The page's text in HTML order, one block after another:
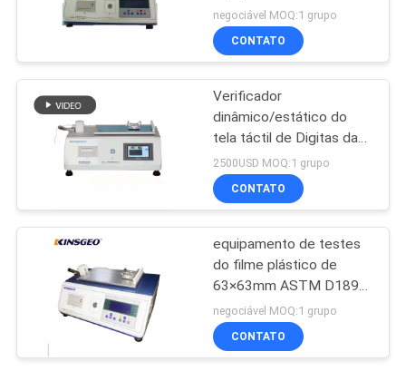
POLICYEquipamento de
teste do pacote
20
câmaras de teste
ambiental
167
da fricção de 5n COF
negociável MOQ:1 grupo
CONTATO
Verificador
dinâmico/estático do
tela táctil de Digitas da
fricção do coeficiente
2500USD MOQ:1 grupo
CONTATO
equipamento de testes
do filme plástico de
63×63mm ASTM D1894
5N COF
negociável MOQ:1 grupo
CONTATO